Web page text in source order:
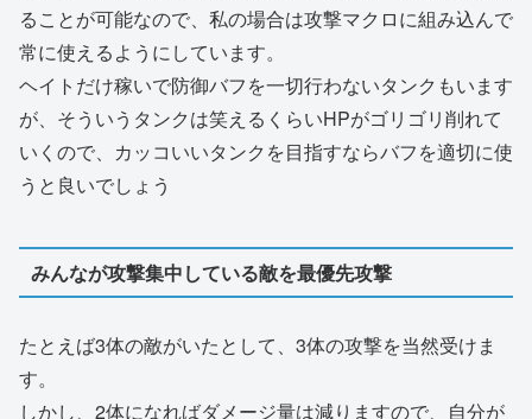
ることが可能なので、私の場合は攻撃マクロに組み込んで
常に使えるようにしています。
ヘイトだけ稼いで防御バフを一切行わないタンクもいます
が、そういうタンクは笑えるくらいHPがゴリゴリ削れて
いくので、カッコいいタンクを目指すならバフを適切に使
うと良いでしょう
みんなが攻撃集中している敵を最優先攻撃
たとえば3体の敵がいたとして、3体の攻撃を当然受けま
す。
しかし、2体になればダメージ量は減りますので、自分が